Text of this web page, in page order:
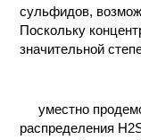
сульфидов,
Поскольку
значительной
уместно
распределения